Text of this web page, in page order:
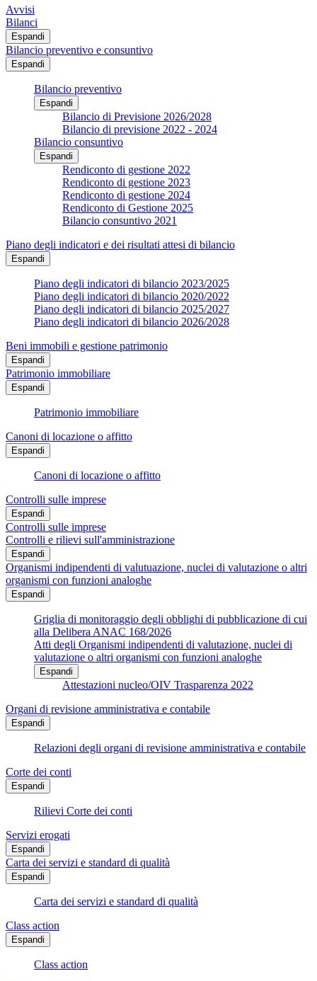
Avvisi
Bilanci
Espandi
Bilancio preventivo e consuntivo
Espandi
Bilancio preventivo
Espandi
Bilancio di Previsione 2026/2028
Bilancio di previsione 2022 - 2024
Bilancio consuntivo
Espandi
Rendiconto di gestione 2022
Rendiconto di gestione 2023
Rendiconto di gestione 2024
Rendiconto di Gestione 2025
Bilancio consuntivo 2021
Piano degli indicatori e dei risultati attesi di bilancio
Espandi
Piano degli indicatori di bilancio 2023/2025
Piano degli indicatori di bilancio 2020/2022
Piano degli indicatori di bilancio 2025/2027
Piano degli indicatori di bilancio 2026/2028
Beni immobili e gestione patrimonio
Espandi
Patrimonio immobiliare
Espandi
Patrimonio immobiliare
Canoni di locazione o affitto
Espandi
Canoni di locazione o affitto
Controlli sulle imprese
Espandi
Controlli sulle imprese
Controlli e rilievi sull'amministrazione
Espandi
Organismi indipendenti di valutuazione, nuclei di valutazione o altri
organismi con funzioni analoghe
Espandi
Griglia di monitoraggio degli obblighi di pubblicazione di cui
alla Delibera ANAC 168/2026
Atti degli Organismi indipendenti di valutazione, nuclei di
valutazione o altri organismi con funzioni analoghe
Espandi
Attestazioni nucleo/OIV Trasparenza 2022
Organi di revisione amministrativa e contabile
Espandi
Relazioni degli organi di revisione amministrativa e contabile
Corte dei conti
Espandi
Rilievi Corte dei conti
Servizi erogati
Espandi
Carta dei servizi e standard di qualità
Espandi
Carta dei servizi e standard di qualità
Class action
Espandi
Class action